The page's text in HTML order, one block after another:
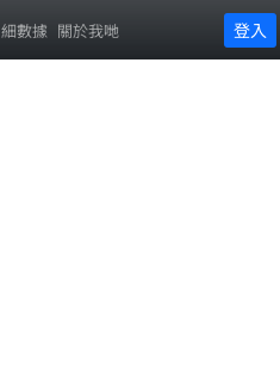
細數據 關於我哋 登入